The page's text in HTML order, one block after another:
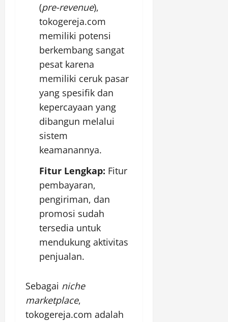
(pre-revenue),
tokogereja.com
memiliki potensi
berkembang sangat
pesat karena
memiliki ceruk pasar
yang spesifik dan
kepercayaan yang
dibangun melalui
sistem
keamanannya.
Fitur Lengkap: Fitur
pembayaran,
pengiriman, dan
promosi sudah
tersedia untuk
mendukung aktivitas
penjualan.
Sebagai niche
marketplace,
tokogereja.com adalah